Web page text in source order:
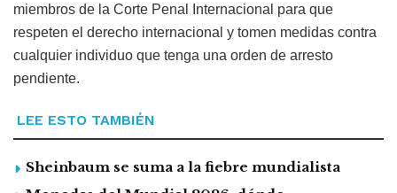
miembros de la Corte Penal Internacional para que
respeten el derecho internacional y tomen medidas contra
cualquier individuo que tenga una orden de arresto
pendiente.
LEE ESTO TAMBIÉN
Sheinbaum se suma a la fiebre mundialista